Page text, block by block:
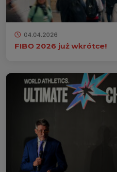
04.04.2026
FIBO 2026 już wkrótce!